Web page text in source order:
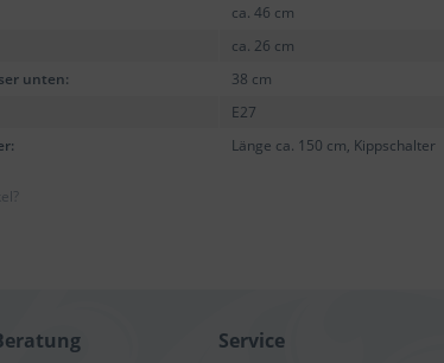
ca. 46 cm
ca. 26 cm
unten:
38 cm
E27
Länge ca. 150 cm, Kippschalter
Service